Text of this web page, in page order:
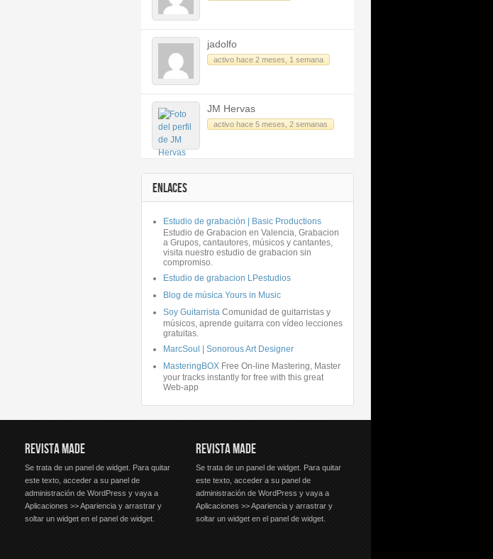
jadolfo
activo hace 2 meses, 1 semana
JM Hervas
activo hace 5 meses, 2 semanas
ENLACES
Estudio de grabación | Basic Productions
Estudio de Grabacion en Valencia, Grabacion
a Grupos, cantautores, músicos y cantantes,
visita nuestro estudio de grabacion sin
compromiso.
Estudio de grabacion LPestudios
Blog de música Yours in Music
Soy Guitarrista Comunidad de guitarristas y
músicos, aprende guitarra con vídeo lecciones
gratuitas.
MarcSoul | Sonorous Art Designer
MasteringBOX Free On-line Mastering, Master
your tracks instantly for free with this great
Web-app
REVISTA MADE
Se trata de un panel de widget. Para quitar
este texto, acceder a su panel de
administración de WordPress y vaya a
Aplicaciones >> Apariencia y arrastrar y
soltar un widget en el panel de widget.
REVISTA MADE
Se trata de un panel de widget. Para quitar
este texto, acceder a su panel de
administración de WordPress y vaya a
Aplicaciones >> Apariencia y arrastrar y
soltar un widget en el panel de widget.